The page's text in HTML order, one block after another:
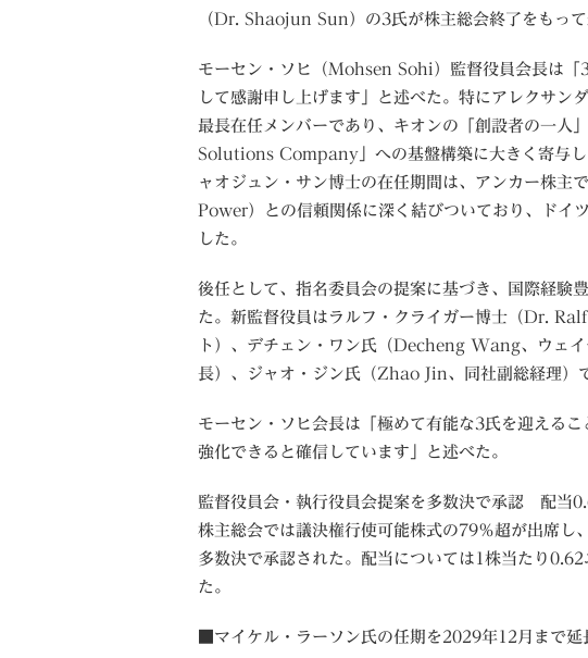
（Dr. Shaojun Sun）の3氏が株主総会終了をもって
モーセン・ソヒ（Mohsen Sohi）監督役員会長は「
して感謝申し上げます」と述べた。特にアレクサン
最長在任メンバーであり、キオンの「創設者の一
Solutions Company」への基盤構築に大きく寄与し
ャオジュン・サン博士の在任期間は、アンカー株主
Power）との信頼関係に深く結びついており、ドイ
した。
後任として、指名委員会の提案に基づき、国際経験
た。新監督役員はラルフ・クライガー博士（Dr.
ト）、デチェン・ワン氏（Decheng Wang、ウェ
長）、ジャオ・ジン氏（Zhao Jin、同社副総経理）
モーセン・ソヒ会長は「極めて有能な3氏を迎える
強化できると確信しています」と述べた。
監督役員会・執行役員会提案を多数決で承認 配当
株主総会では議決権行使可能株式の79％超が出席し
多数決で承認された。配当については1株当たり
た。
■マイケル・ラーソン氏の任期を2029年12月まで延